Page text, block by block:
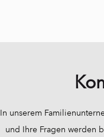
In unserem
und Ihre Fragen werden